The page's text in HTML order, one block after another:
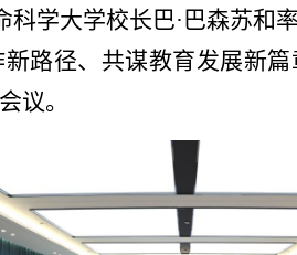
科学大学校长巴·巴森苏和
路径、共谋教育发展新篇
议。